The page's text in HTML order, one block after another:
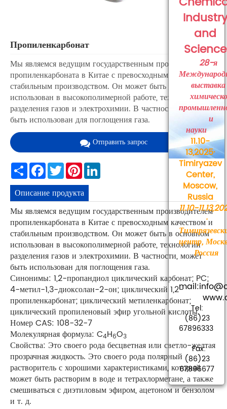
Пропиленкарбонат
Мы являемся ведущим государственным производителем
пропиленкарбоната в Китае с превосходным качеством и
стабильным производством. Он может быть в основном
использован в высокополимерной работе, технологии
разделения газов и электрохимии. В частности, может
быть использован для поглощения газа.
Отправить запрос
ShareFacebook
TwitterPinterest
Описание продукта
Мы являемся ведущим государственным производителем
пропиленкарбоната в Китае с превосходным качеством и
стабильным производством. Он может быть в основном
использован в высокополимерной работе, технологии
разделения газов и электрохимии. В частности, может
быть использован для поглощения газа.
Синонимы: 1,2-пропандиол циклический карбонат; PC;
4-метил-1,3-диоксолан-2-он; циклический 1,2-
пропиленкарбонат; циклический метиленкарбонат;
циклический пропиленовый эфир угольной кислоты.
Номер CAS: 108-32-7
Молекулярная формула: C4H6O3
Свойства: Это своего рода бесцветная или светло-желтая
прозрачная жидкость. Это своего рода полярный
растворитель с хорошими характеристиками, который
может быть растворим в воде и тетрахлорметане, а также
смешиваться с диэтиловым эфиром, ацетоном и бензолом
и т. д.
Industry
and
Science
28-я
выставка
и
науки
11.10-
13,2025·
Timiryazev
Center,
Moscow,
Russia
11.10-
·
центр,
Россия
Tel:
(86)23
67896333
Fax:
(86)23
67896677